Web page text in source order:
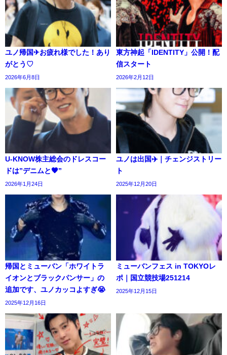
ユノ帰国✈お疲れ様でした！あり
がとう♡
2026年6月8日
東方神起「IDENTITY」公開！配
信スタート
2026年2月12日
U-KNOW株主総会のドレスコー
ドは”デニムと🖤”
2026年1月24日
ユノは出国✈️｜チェンジストリー
ト
2025年12月20日
帰国とミューバン「ホワイトラ
イオンとブラックパンサー」の
追加です、ユノカッコよすぎ😭
2025年12月16日
ミューバンフェス in TOKYOレ
ポ｜国立競技場251214
2025年12月15日